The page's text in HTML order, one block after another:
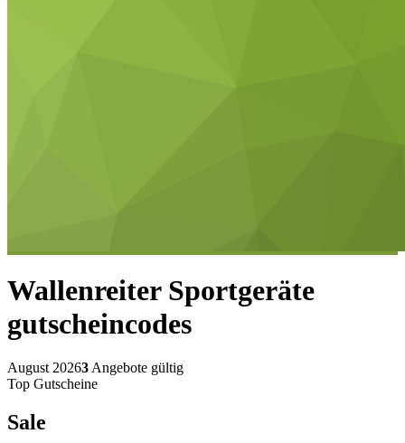
Wallenreiter Sportgeräte
gutscheincodes
August 20263Angebote gültig
Top Gutscheine
Sale